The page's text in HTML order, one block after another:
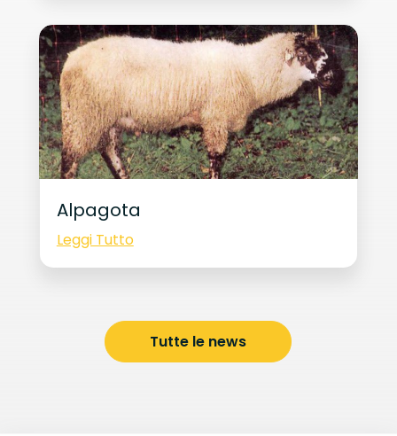
Alpagota
Leggi Tutto
Tutte le news